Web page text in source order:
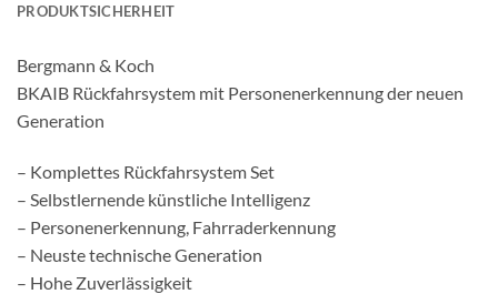
PRODUKTSICHERHEIT
Bergmann & Koch
BKAIB Rückfahrsystem mit Personenerkennung der neuen
Generation
– Komplettes Rückfahrsystem Set
– Selbstlernende künstliche Intelligenz
– Personenerkennung, Fahrraderkennung
– Neuste technische Generation
– Hohe Zuverlässigkeit